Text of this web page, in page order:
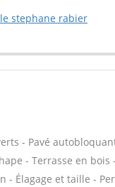
stephane rabier
- Pavé
- Terrasse en
Élagage et taille -